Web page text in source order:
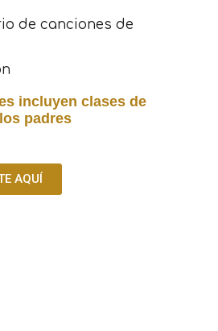
de canciones de
incluyen clases de
padres
AQUÍ